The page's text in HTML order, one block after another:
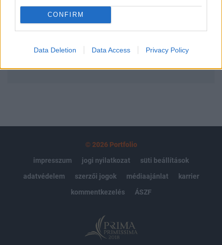
CONFIRM
Data Deletion Data Access Privacy Policy
kötéslistái
Előfizetés
MÁR ELŐFIZETŐNK VAGY?BEJELENTKEZÉS
© 2026 Portfolio
impresszum
jogi nyilatkozat
süti beállítások
adatvédelem
szerzői jogok médiaajánlat
karrier
kommentkezelés
ÁSZF